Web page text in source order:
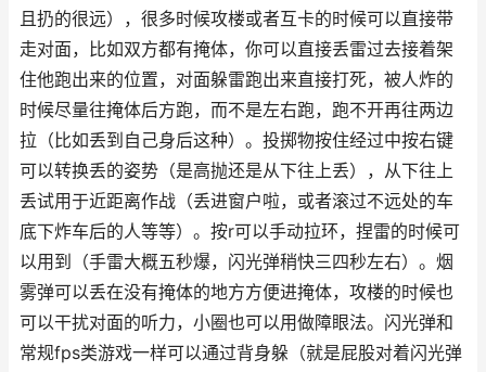
且扔的很远），很多时候攻楼或者互卡的时候可以直接带
走对面，比如双方都有掩体，你可以直接丢雷过去接着架
住他跑出来的位置，对面躲雷跑出来直接打死，被人炸的
时候尽量往掩体后方跑，而不是左右跑，跑不开再往两边
拉（比如丢到自己身后这种）。投掷物按住经过中按右键
可以转换丢的姿势（是高抛还是从下往上丢），从下往上
丢试用于近距离作战（丢进窗户啦，或者滚过不远处的车
底下炸车后的人等等）。按r可以手动拉环，捏雷的时候可
以用到（手雷大概五秒爆，闪光弹稍快三四秒左右）。烟
雾弹可以丢在没有掩体的地方方便进掩体，攻楼的时候也
可以干扰对面的听力，小圈也可以用做障眼法。闪光弹和
常规fps类游戏一样可以通过背身躲（就是屁股对着闪光弹